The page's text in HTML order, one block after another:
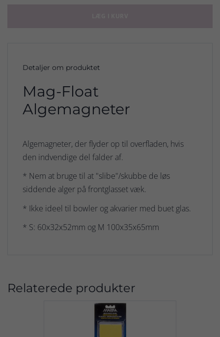
Detaljer om produktet
Mag-Float
Algemagneter
Algemagneter, der flyder op til overfladen, hvis
den indvendige del falder af.
* Nem at bruge til at "slibe"/skubbe de løs
siddende alger på frontglasset væk.
* Ikke ideel til bowler og akvarier med buet glas.
* S: 60x32x52mm og M 100x35x65mm
Relaterede produkter